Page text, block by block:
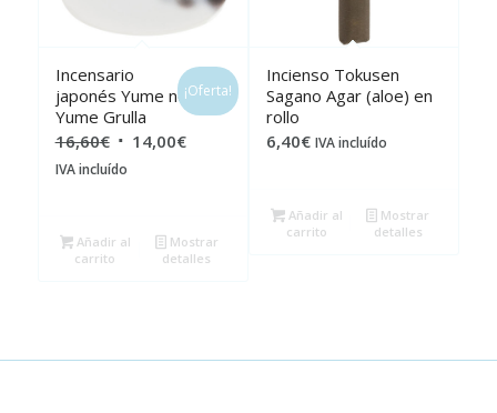
Incensario
japonés Yume no
Yume Grulla
16,60€ El
precio
16,60€.
14,00€El
14,00€.
IVA incluído
¡Oferta!
Añadir al
carrito
Mostrar
detalles
Incienso Tokusen
Sagano Agar (aloe) en
rollo
6,40€ IVA incluído
Añadir al
carrito
Mostrar
detalles